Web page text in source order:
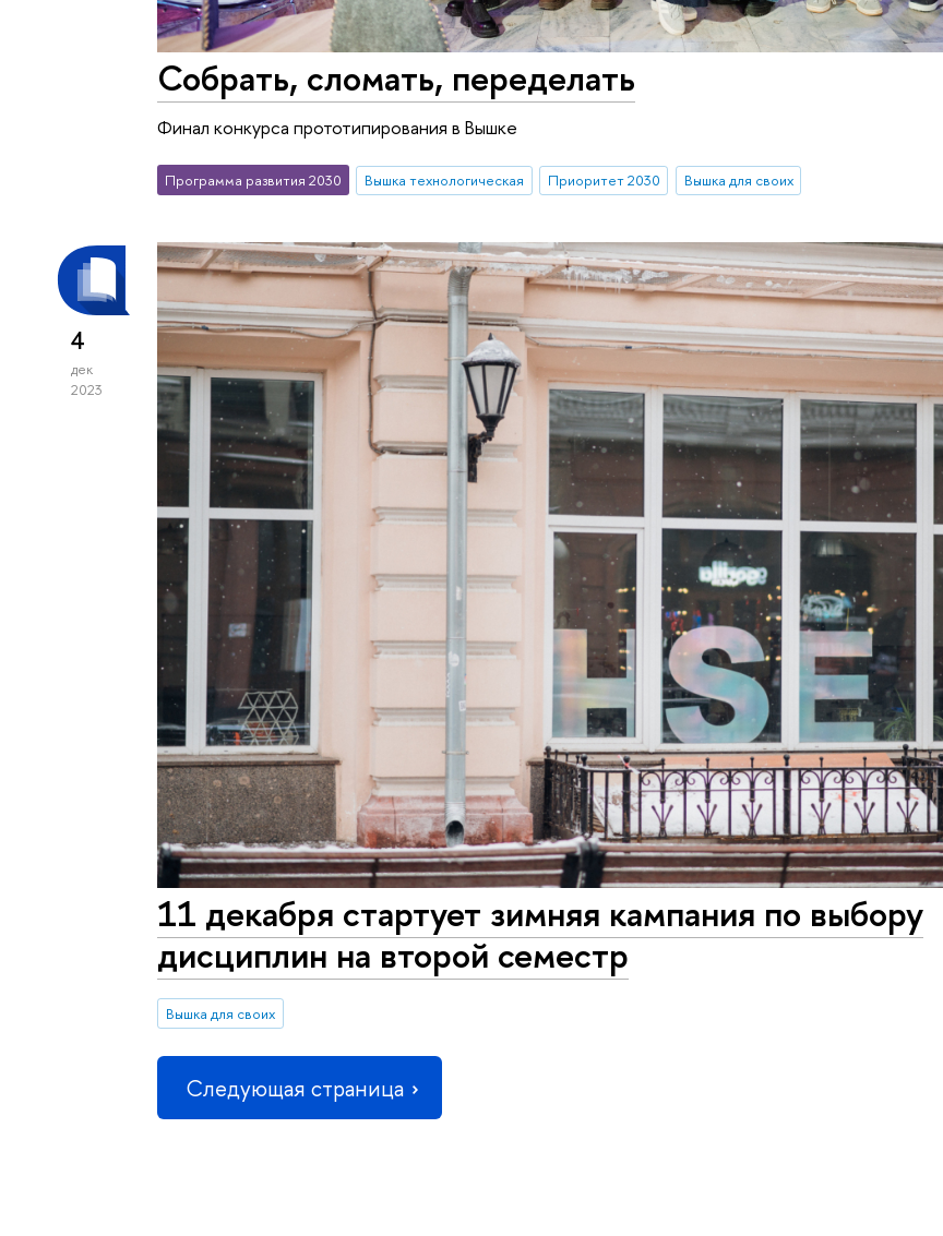
Собрать, сломать, переделать
Финал конкурса прототипирования в Вышке
Программа развития 2030 Вышка технологическая Приоритет 2030 Вышка для своих
4
дек
2023
11 декабря стартует зимняя кампания по выбору
дисциплин на второй семестр
Вышка для своих
Следующая страница